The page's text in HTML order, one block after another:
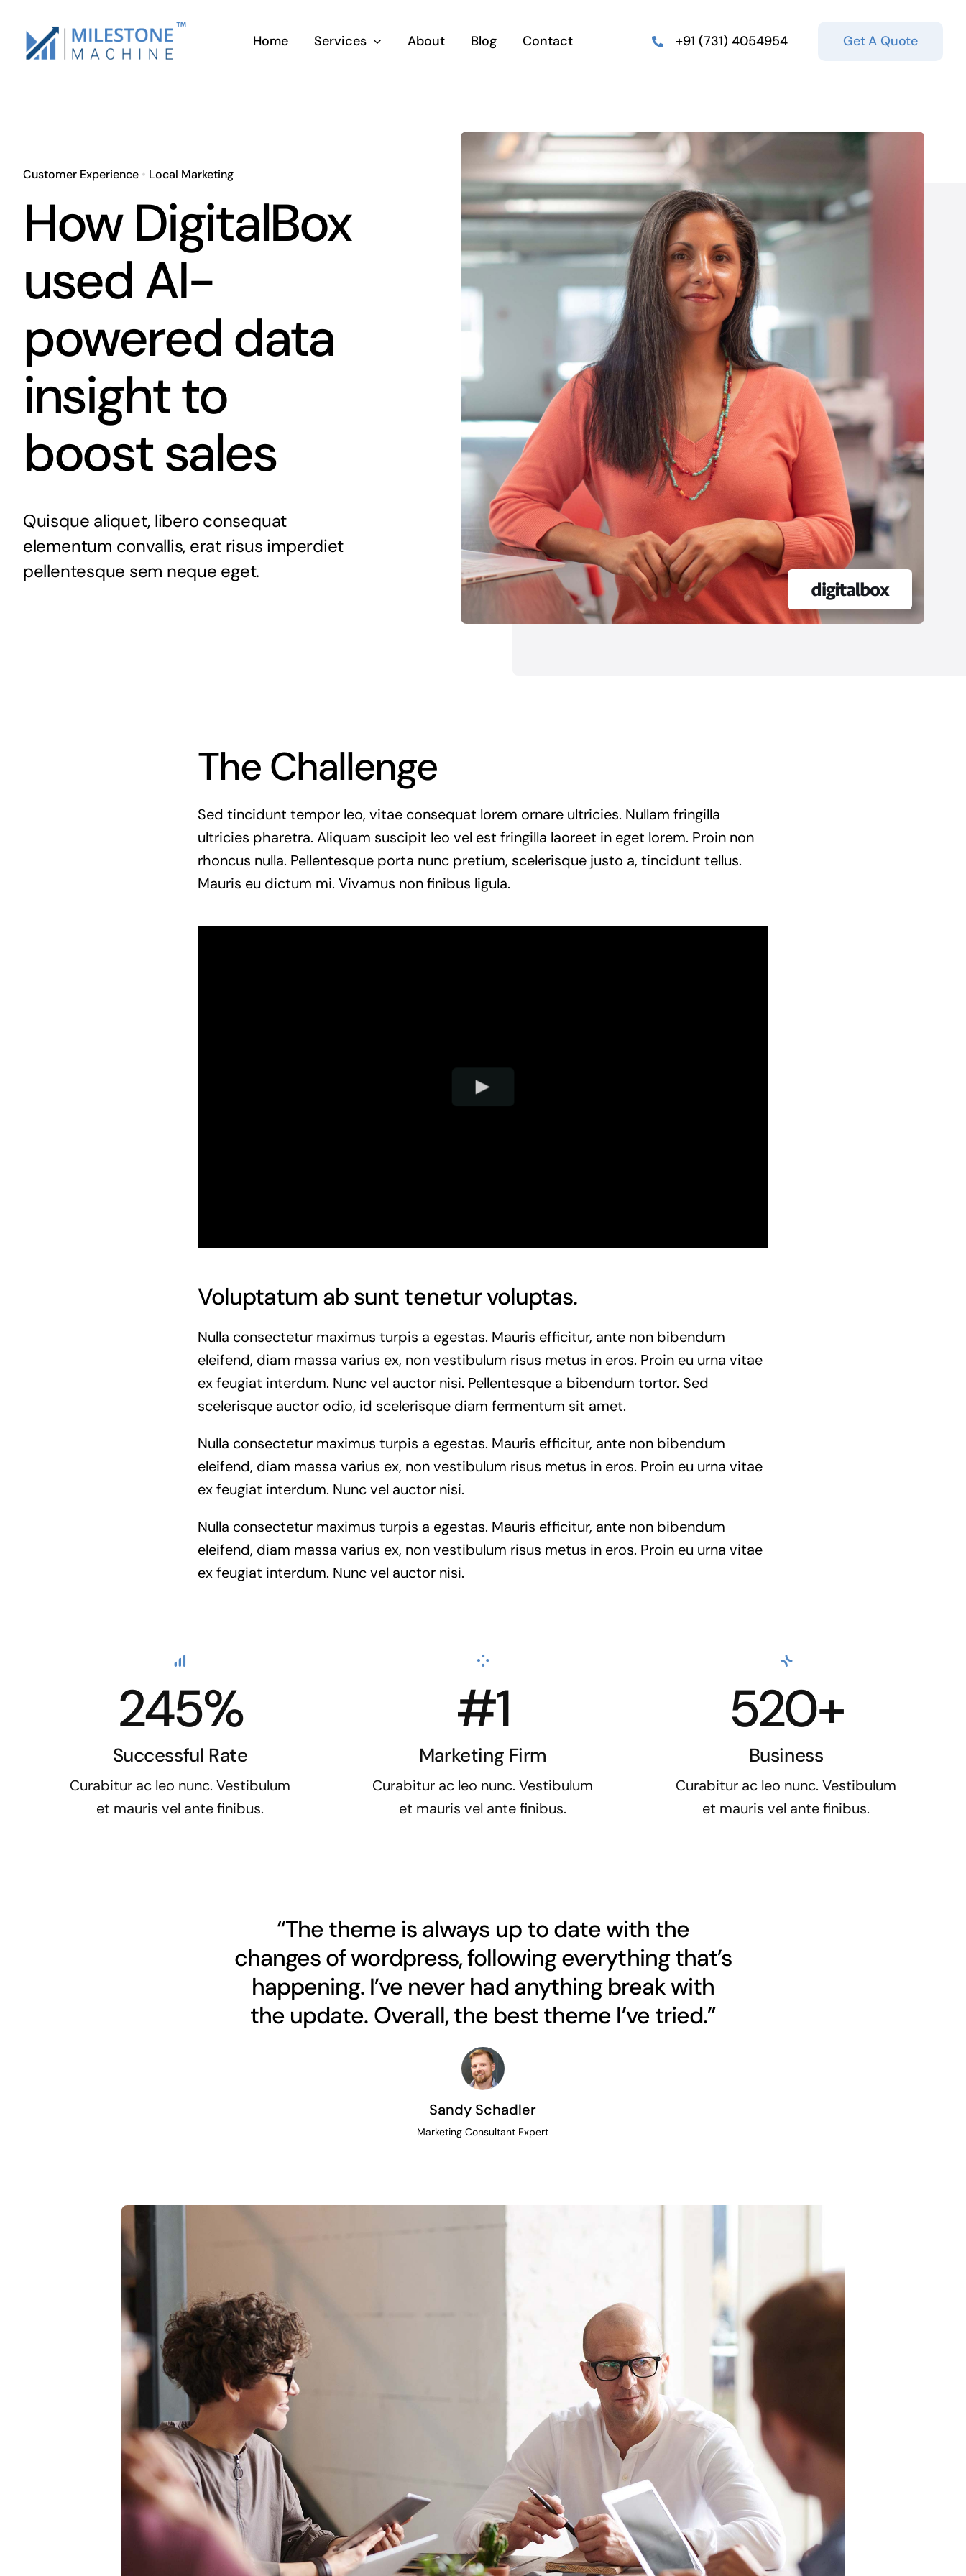
content
Home Services About Blog Contact +91 (731) 4054954 Get A Quote
Customer Experience• Local Marketing
How DigitalBox
used AI-
powered data
insight to
boost sales
Quisque aliquet, libero consequat
elementum convallis, erat risus imperdiet
pellentesque sem neque eget.
The Challenge
Sed tincidunt tempor leo, vitae consequat lorem ornare ultricies. Nullam fringilla
ultricies pharetra. Aliquam suscipit leo vel est fringilla laoreet in eget lorem. Proin non
rhoncus nulla. Pellentesque porta nunc pretium, scelerisque justo a, tincidunt tellus.
Mauris eu dictum mi. Vivamus non finibus ligula.
Voluptatum ab sunt tenetur voluptas.
Nulla consectetur maximus turpis a egestas. Mauris efficitur, ante non bibendum
eleifend, diam massa varius ex, non vestibulum risus metus in eros. Proin eu urna vitae
ex feugiat interdum. Nunc vel auctor nisi. Pellentesque a bibendum tortor. Sed
scelerisque auctor odio, id scelerisque diam fermentum sit amet.
Nulla consectetur maximus turpis a egestas. Mauris efficitur, ante non bibendum
eleifend, diam massa varius ex, non vestibulum risus metus in eros. Proin eu urna vitae
ex feugiat interdum. Nunc vel auctor nisi.
Nulla consectetur maximus turpis a egestas. Mauris efficitur, ante non bibendum
eleifend, diam massa varius ex, non vestibulum risus metus in eros. Proin eu urna vitae
ex feugiat interdum. Nunc vel auctor nisi.
245%
Successful Rate
Curabitur ac leo nunc. Vestibulum
et mauris vel ante finibus.
#1
Marketing Firm
Curabitur ac leo nunc. Vestibulum
et mauris vel ante finibus.
520+
Business
Curabitur ac leo nunc. Vestibulum
et mauris vel ante finibus.
“The theme is always up to date with the
changes of wordpress, following everything that’s
happening. I’ve never had anything break with
the update. Overall, the best theme I’ve tried.”
Sandy Schadler
Marketing Consultant Expert